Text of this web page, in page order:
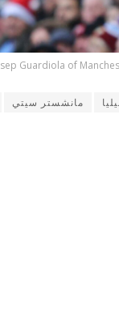
Guardiola of
مانشستر سيتي